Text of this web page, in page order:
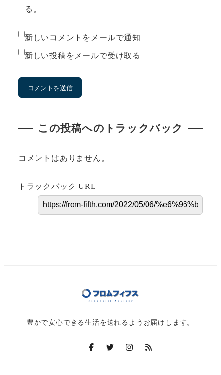
る。
新しいコメントをメールで通知
新しい投稿をメールで受け取る
この投稿へのトラックバック
コメントはありません。
トラックバック URL
豊かで安心できる生活を送れるようお届けします。